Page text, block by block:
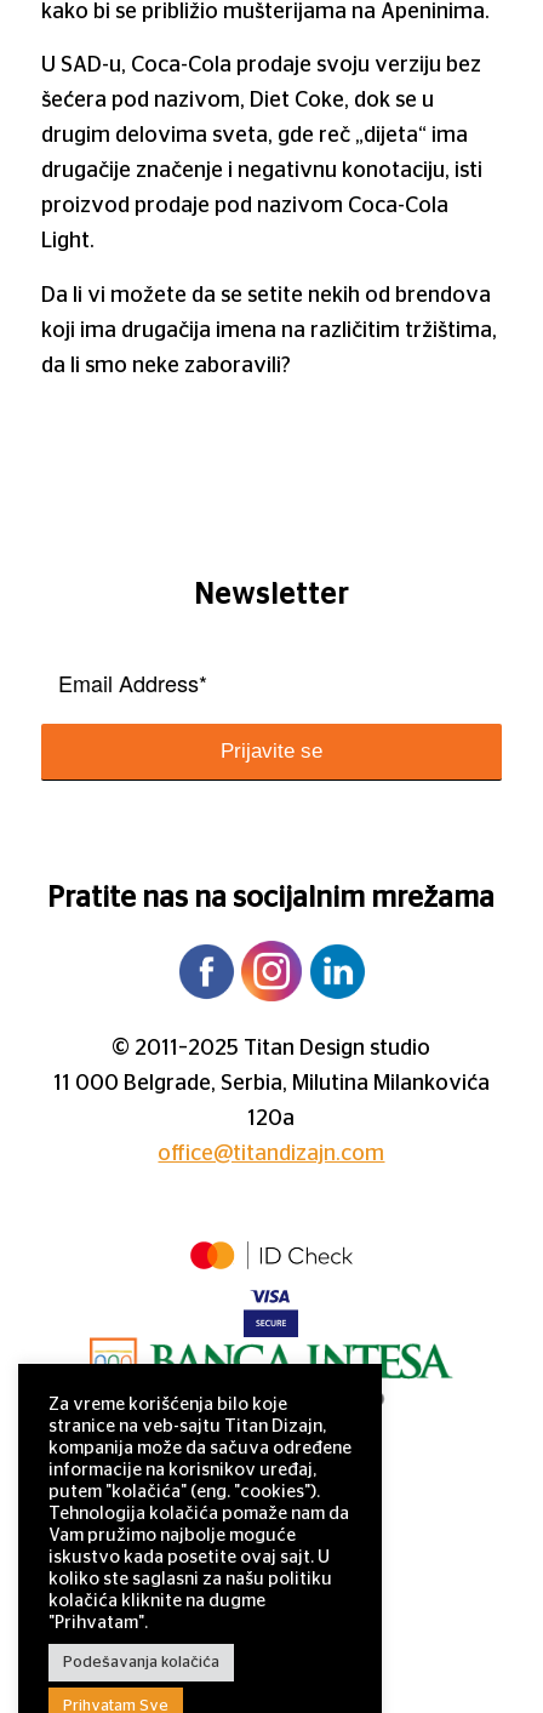
kako bi se približio mušterijama na Apeninima.
U SAD-u, Coca-Cola prodaje svoju verziju bez
šećera pod nazivom, Diet Coke, dok se u
drugim delovima sveta, gde reč „dijeta“ ima
drugačije značenje i negativnu konotaciju, isti
proizvod prodaje pod nazivom Coca-Cola
Light.
Da li vi možete da se setite nekih od brendova
koji ima drugačija imena na različitim tržištima,
da li smo neke zaboravili?
Newsletter
Pratite nas na socijalnim mrežama
© 2011–2025 Titan Design studio
11 000 Belgrade, Serbia, Milutina Milankovića
120a
office@titandizajn.com
Za vreme korišćenja bilo koje
stranice na veb-sajtu Titan Dizajn,
kompanija može da sačuva određene
informacije na korisnikov uređaj,
putem "kolačića" (eng. "cookies").
Tehnologija kolačića pomaže nam da
Vam pružimo najbolje moguće
iskustvo kada posetite ovaj sajt. U
koliko ste saglasni za našu politiku
kolačića kliknite na dugme
"Prihvatam".
Podešavanja kolačića
Prihvatam Sve